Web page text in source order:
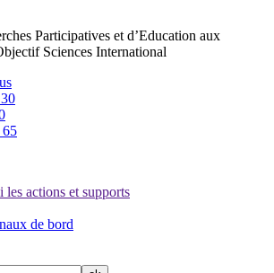
Participatives et d’Education aux
Sciences International
65
les actions et supports
de bord